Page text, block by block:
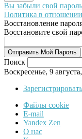
Вы забыли свой
Политика в
Восстановление
Восстановите свой
Поиск
Воскресенье, 9
Файлы cookie
E-mail
Yandex Zen
О нас